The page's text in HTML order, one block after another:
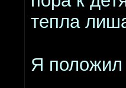
тепла
Я положил